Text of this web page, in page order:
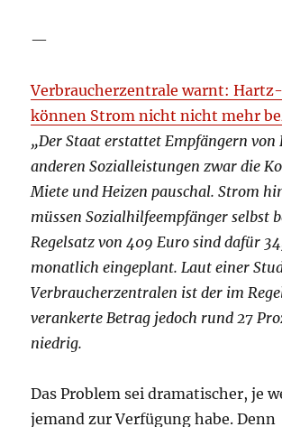
—
Verbraucherzentrale warnt:
können Strom nicht nicht mehr
„Der Staat erstattet Empfängern von
anderen Sozialleistungen zwar die
Miete und Heizen pauschal. Strom
müssen Sozialhilfeempfänger selbst
Regelsatz von 409 Euro sind dafür
monatlich eingeplant. Laut einer
Verbraucherzentralen ist der im
verankerte Betrag jedoch rund 27
niedrig.
Das Problem sei dramatischer, je
jemand zur Verfügung habe. Denn